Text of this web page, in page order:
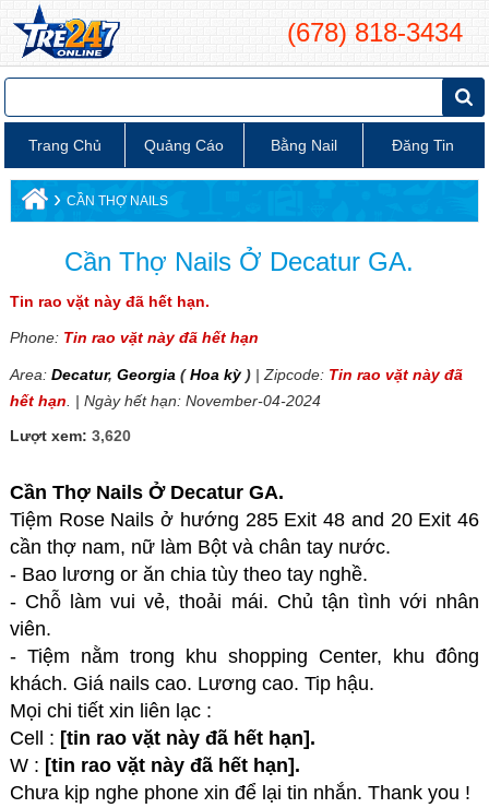
(678) 818-3434
Trang Chủ Quảng Cáo Bằng Nail Đăng Tin
› CẦN THỢ NAILS
Cần Thợ Nails Ở Decatur GA.
Tin rao vặt này đã hết hạn.
Phone: Tin rao vặt này đã hết hạn
Area: Decatur, Georgia (Hoa kỳ)| Zipcode: Tin rao vặt này đã
hết hạn . | Ngày hết hạn: November-04-2024
Lượt xem: 3,620
Cần Thợ Nails Ở Decatur GA.
Tiệm Rose Nails ở hướng 285 Exit 48 and 20 Exit 46
cần thợ nam, nữ làm Bột và chân tay nước.
- Bao lương or ăn chia tùy theo tay nghề.
- Chỗ làm vui vẻ, thoải mái. Chủ tận tình với nhân
viên.
- Tiệm nằm trong khu shopping Center, khu đông
khách. Giá nails cao. Lương cao. Tip hậu.
Mọi chi tiết xin liên lạc :
Cell : [tin rao vặt này đã hết hạn].
W : [tin rao vặt này đã hết hạn].
Chưa kịp nghe phone xin để lại tin nhắn. Thank you !